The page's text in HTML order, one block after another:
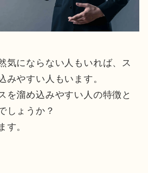
気にならない人もいれば、ス
みやすい人もいます。
を溜め込みやすい人の特徴と
しょうか？
す。